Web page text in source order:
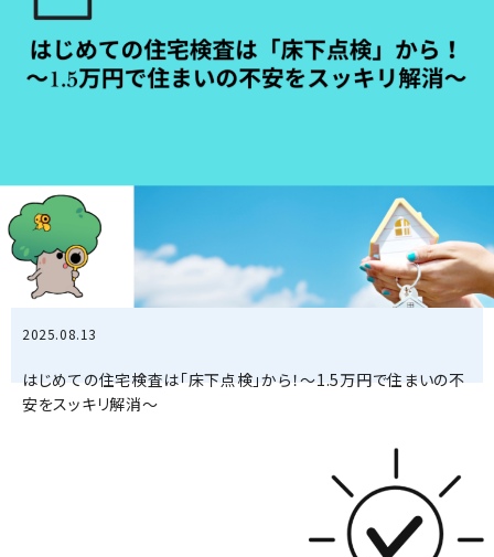
2025.08.13
はじめての住宅検査は「床下点検」から！～1.5万円で住まいの不
安をスッキリ解消～